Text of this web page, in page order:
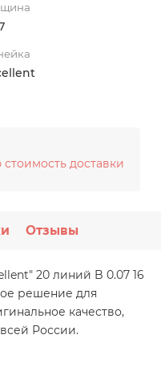
доставки
Отзывы
20 линий B 0.07 16
решение для
качество,
России.